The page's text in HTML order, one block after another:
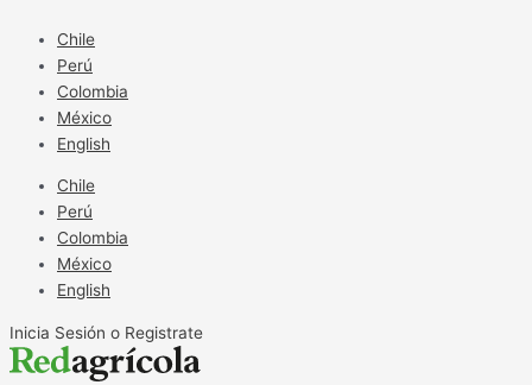
contenido
Chile
Perú
Colombia
México
English
Chile
Perú
Colombia
México
English
Inicia Sesión o Registrate